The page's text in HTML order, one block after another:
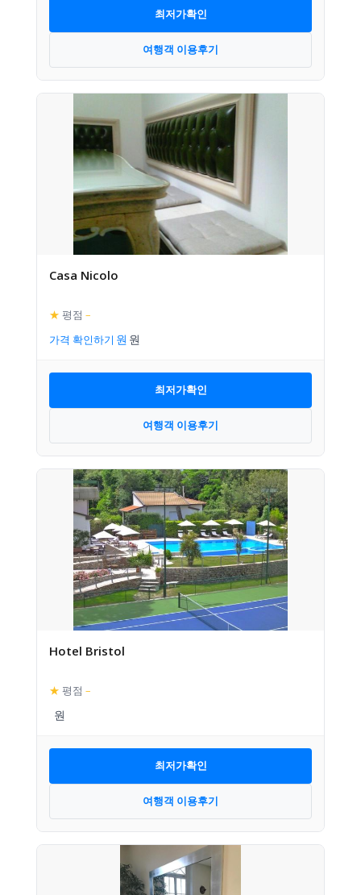
최저가확인
여행객 이용후기
Casa Nicolo
★ 평점 –
가격 확인하기
최저가확인
여행객 이용후기
Hotel Bristol
★ 평점 –
최저가확인
여행객 이용후기